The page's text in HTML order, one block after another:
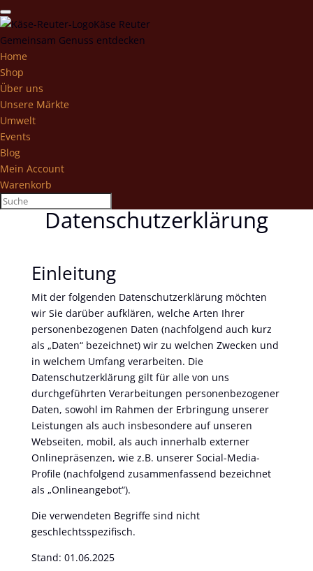
Käse Reuter
Gemeinsam Genuss entdecken
Home
Shop
Über uns
Unsere Märkte
Umwelt
Events
Blog
Mein Account
Warenkorb
Datenschutzerklärung
Einleitung
Mit der folgenden Datenschutzerklärung möchten
wir Sie darüber aufklären, welche Arten Ihrer
personenbezogenen Daten (nachfolgend auch kurz
als „Daten“ bezeichnet) wir zu welchen Zwecken und
in welchem Umfang verarbeiten. Die
Datenschutzerklärung gilt für alle von uns
durchgeführten Verarbeitungen personenbezogener
Daten, sowohl im Rahmen der Erbringung unserer
Leistungen als auch insbesondere auf unseren
Webseiten, mobil, als auch innerhalb externer
Onlinepräsenzen, wie z.B. unserer Social-Media-
Profile (nachfolgend zusammenfassend bezeichnet
als „Onlineangebot“).
Die verwendeten Begriffe sind nicht
geschlechtsspezifisch.
Stand: 01.06.2025